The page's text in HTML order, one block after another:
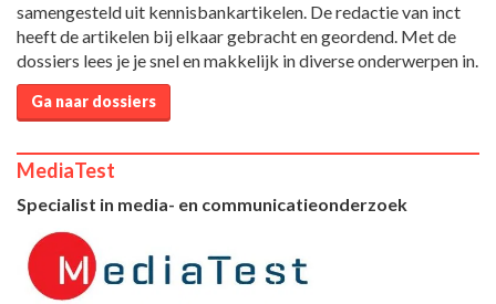
samengesteld uit kennisbankartikelen. De redactie van inct
heeft de artikelen bij elkaar gebracht en geordend. Met de
dossiers lees je je snel en makkelijk in diverse onderwerpen in.
Ga naar dossiers
MediaTest
Specialist in media- en communicatieonderzoek